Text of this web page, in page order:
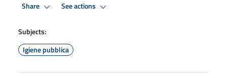
Share See actions
Subjects:
Igiene pubblica